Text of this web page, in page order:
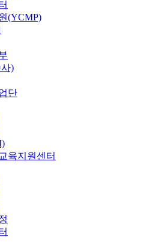
(YCMP)
)
단
육지원센터